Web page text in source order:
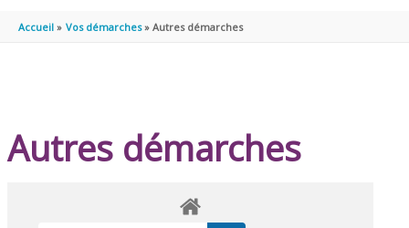
PRINCIPAL
Accueil Vos démarches Autres démarches
Autres démarches